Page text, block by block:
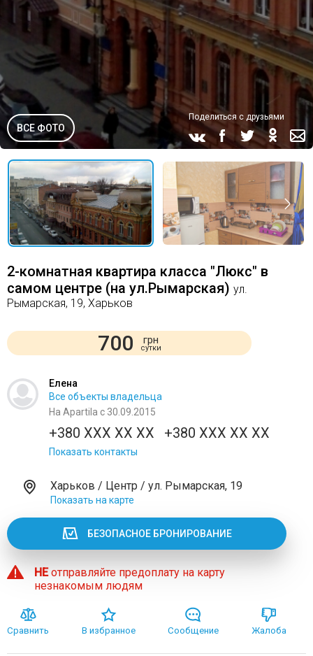
ВСЕ ФОТО
Поделиться с друзьями
2-комнатная квартира класса "Люкс" в
самом центре (на ул.Рымарская) ул.
Рымарская, 19, Харьков
700 грн
сутки
Елена
Все объекты владельца
На Apartila с 30.09.2015
+380 XXX XX XX +380 XXX XX XX
Показать контакты
Харьков / Центр / ул. Рымарская, 19
Показать на карте
БЕЗОПАСНОЕ БРОНИРОВАНИЕ
НЕотправляйте предоплату на карту
незнакомым людям
Сравнить В избранное Сообщение Жалоба